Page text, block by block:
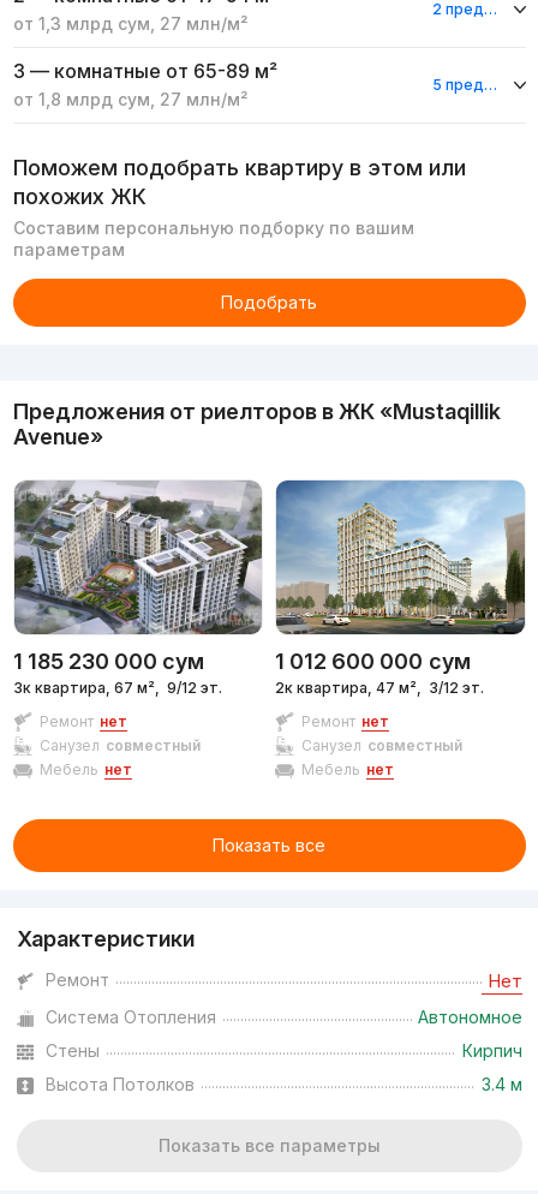
от 1,3 млрд сум 27 млн/м²
2 предложения
3 — комнатные от 65-89 м²
от 1,8 млрд сум 27 млн/м²
5 предложений
Поможем подобрать квартиру в этом или
похожих ЖК
Составим персональную подборку по вашим
параметрам
Подобрать
Предложения от риелторов в ЖК «Mustaqillik
Avenue»
1 185 230 000 сум
3к квартира, 67 м², 9/12 эт.
Ремонт нет
Санузел совместный
Мебель нет
1 012 600 000 сум
2к квартира, 47 м², 3/12 эт.
Ремонт нет
Санузел совместный
Мебель нет
Показать все
Характеристики
Ремонт Нет
Система Отопления
Автономное
Стены
Кирпич
Высота Потолков
3.4 м
Показать все параметры